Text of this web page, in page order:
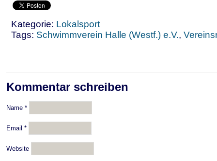
Kategorie: Lokalsport
Tags: Schwimmverein Halle (Westf.) e.V.,
Kommentar schreiben
Name *
Email *
Website